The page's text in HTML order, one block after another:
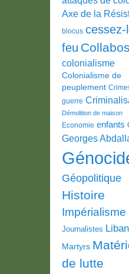
Axe de la
blocus cessez-
feu Collabos
colonialisme
Colonialisme de
peuplement
guerre
Démolition de maison
Economie enfants
Georges
Géopolitique
Histoire
Impérialisme
Journalistes Liban
Martyrs
de lutte